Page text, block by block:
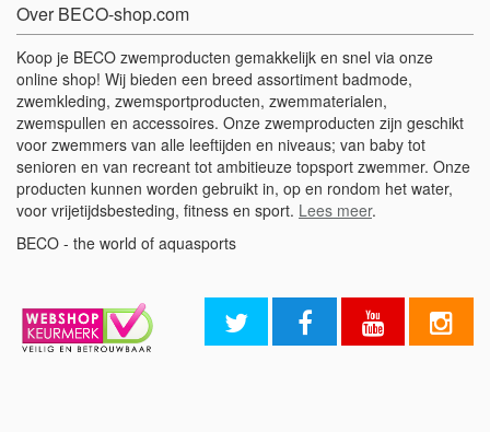
Over BECO-shop.com
Koop je BECO zwemproducten gemakkelijk en snel via onze
online shop! Wij bieden een breed assortiment badmode,
zwemkleding, zwemsportproducten, zwemmaterialen,
zwemspullen en accessoires. Onze zwemproducten zijn geschikt
voor zwemmers van alle leeftijden en niveaus; van baby tot
senioren en van recreant tot ambitieuze topsport zwemmer. Onze
producten kunnen worden gebruikt in, op en rondom het water,
voor vrijetijdsbesteding, fitness en sport. Lees meer.
BECO - the world of aquasports